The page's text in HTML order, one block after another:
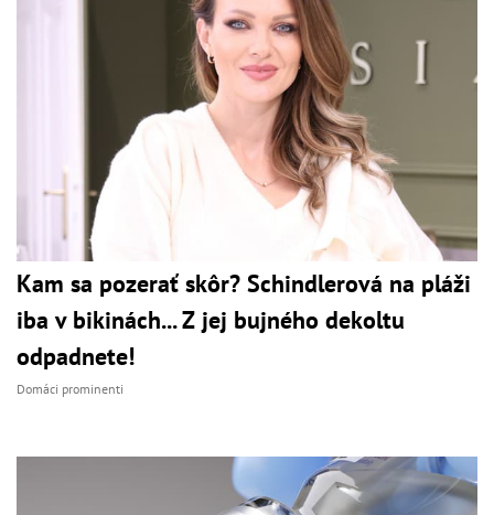
Kam sa pozerať skôr? Schindlerová na pláži
iba v bikinách... Z jej bujného dekoltu
odpadnete!
Domáci prominenti